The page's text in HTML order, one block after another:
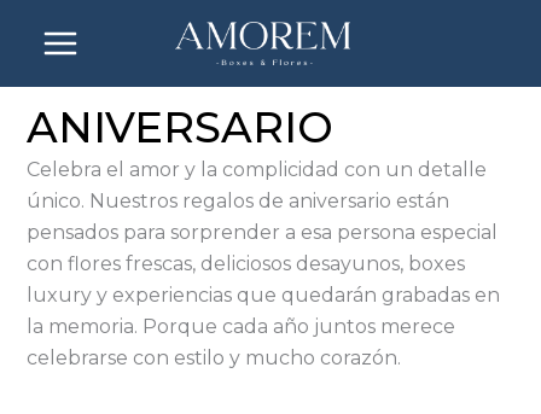
ANIVERSARIO
Celebra el amor y la complicidad con un detalle
único. Nuestros regalos de aniversario están
pensados para sorprender a esa persona especial
con flores frescas, deliciosos desayunos, boxes
luxury y experiencias que quedarán grabadas en
la memoria. Porque cada año juntos merece
celebrarse con estilo y mucho corazón.